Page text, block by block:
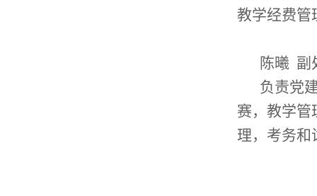
教学经费管
陈曦
负责党
赛，教学管
理，考务和